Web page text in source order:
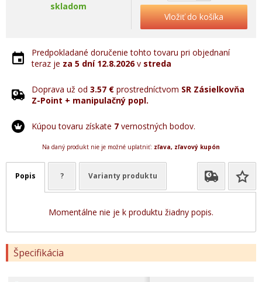
skladom
Vložiť do košíka
Predpokladané doručenie tohto tovaru pri objednaní
teraz je za 5 dní 12.8.2026v streda
Doprava už od 3.57 € prostredníctvom SR Zásielkovňa
Z-Point + manipulačný popl.
Kúpou tovaru získate 7 vernostných bodov.
Na daný produkt nie je možné uplatniť: zľava, zľavový kupón
Popis ? Varianty produktu
Momentálne nie je k produktu žiadny popis.
Špecifikácia